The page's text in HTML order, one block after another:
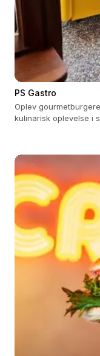
PS Gastro
Oplev
kulinarisk oplevelse i